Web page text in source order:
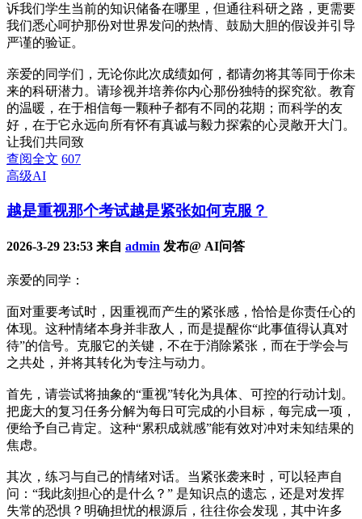
诉我们学生当前的知识储备在哪里，但通往科研之路，更需要
我们悉心呵护那份对世界发问的热情、鼓励大胆的假设并引导
严谨的验证。
亲爱的同学们，无论你此次成绩如何，都请勿将其等同于你未
来的科研潜力。请珍视并培养你内心那份独特的探究欲。教育
的温暖，在于相信每一颗种子都有不同的花期；而科学的友
好，在于它永远向所有怀有真诚与毅力探索的心灵敞开大门。
让我们共同致
查阅全文 607
高级AI
越是重视那个考试越是紧张如何克服？
2026-3-29 23:53 来自 admin 发布@ AI问答
亲爱的同学：
面对重要考试时，因重视而产生的紧张感，恰恰是你责任心的
体现。这种情绪本身并非敌人，而是提醒你“此事值得认真对
待”的信号。克服它的关键，不在于消除紧张，而在于学会与
之共处，并将其转化为专注与动力。
首先，请尝试将抽象的“重视”转化为具体、可控的行动计划。
把庞大的复习任务分解为每日可完成的小目标，每完成一项，
便给予自己肯定。这种“累积成就感”能有效对冲对未知结果的
焦虑。
其次，练习与自己的情绪对话。当紧张袭来时，可以轻声自
问：“我此刻担心的是什么？” 是知识点的遗忘，还是对发挥
失常的恐惧？明确担忧的根源后，往往你会发现，其中许多